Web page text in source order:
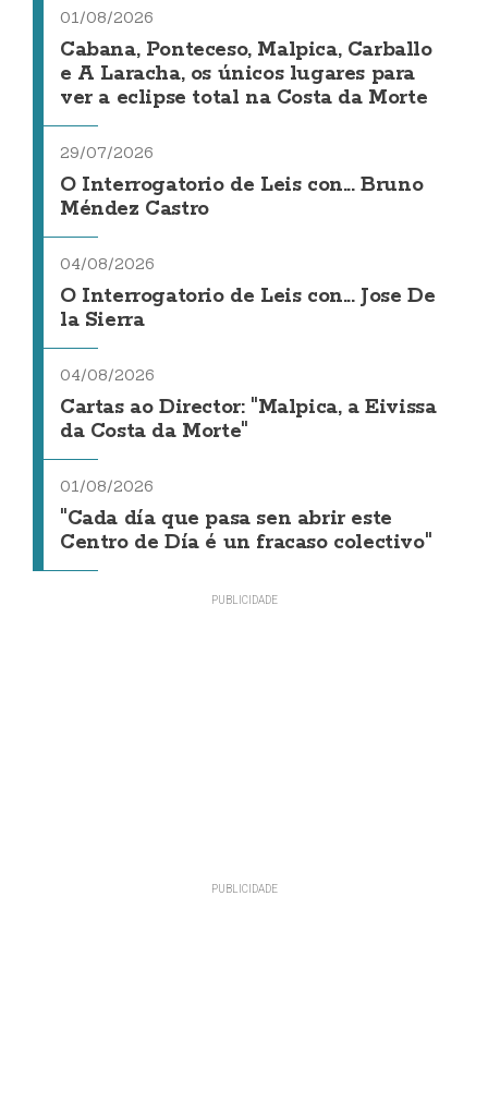
01/08/2026
Cabana, Ponteceso, Malpica, Carballo
e A Laracha, os únicos lugares para
ver a eclipse total na Costa da Morte
29/07/2026
O Interrogatorio de Leis con... Bruno
Méndez Castro
04/08/2026
O Interrogatorio de Leis con... Jose De
la Sierra
04/08/2026
Cartas ao Director: "Malpica, a Eivissa
da Costa da Morte"
01/08/2026
"Cada día que pasa sen abrir este
Centro de Día é un fracaso colectivo"